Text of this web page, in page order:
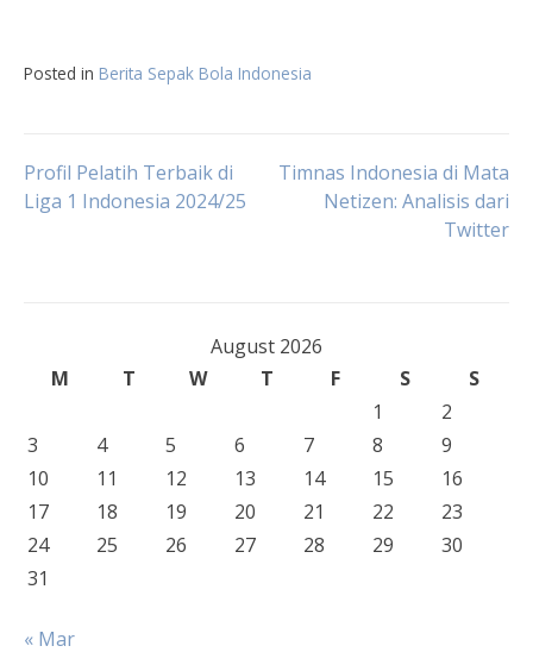
Posted in Berita Sepak Bola Indonesia
Post
Profil Pelatih Terbaik di
Liga 1 Indonesia 2024/25
Timnas Indonesia di Mata
Netizen: Analisis dari
Twitter
August 2026
M
T W T F S
S
1
2
3
4 5 6 7 8
9
10
11 12 13 14 15
16
17
18 19 20 21 22
23
24
25 26 27 28 29
30
31
« Mar